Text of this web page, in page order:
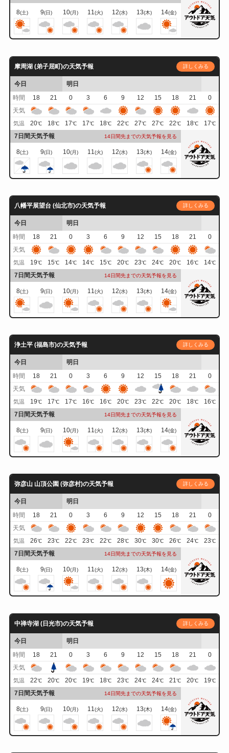
8(土) 9(日) 10(月) 11(火) 12(水) 13(木) 14(金)
摩周湖 (弟子屈町)の天気予報 詳しくみる
今日
明日
時間
18 21 0 3 6 9 12 15 18 21
0
天気
気温 20℃ 18℃ 17℃ 17℃ 18℃ 22℃ 27℃ 27℃ 22℃ 18℃ 17℃
7日間天気予報 14日間先までの天気予報を見る
8(土) 9(日) 10(月) 11 (火) 12(水) 13(木) 14(金)
八幡平展望台 (仙北市)の天気予報 詳しくみる
今日
明日
時間
18 21 0 3 6 9 12 15 18 21
0
天気
気温 19℃ 15℃ 14℃ 14℃ 15℃ 20℃ 23℃ 24℃ 20℃ 16℃ 14℃
7日間天気予報 14日間先までの天気予報を見る
8(土) 9(日) 10(月) 11(火) 12(水) 13(木) 14(金)
浄土平 (福島市)の天気予報 詳しくみる
今日
明日
時間
18 21 0 3 6 9 12 15 18 21
0
天気
気温 19℃ 17℃ 17℃ 16℃ 16℃ 20℃ 23℃ 22℃ 20℃ 18℃ 16℃
7日間天気予報 14日間先までの天気予報を見る
8(土) 9(日) 10(月) 11(火) 12(水) 13(木) 14(金)
弥彦山 山頂公園 (弥彦村)の天気予報 詳しくみる
今日
明日
時間
18 21 0 3 6 9 12 15 18 21
0
天気
気温 26℃ 23℃ 22℃ 23℃ 22℃ 28℃ 30℃ 30℃ 26℃ 24℃ 23℃
7日間天気予報 14日間先までの天気予報を見る
8(土) 9(日) 10(月) 11(火) 12(水) 13(木) 14(金)
中禅寺湖 (日光市)の天気予報 詳しくみる
今日
明日
時間
18 21 0 3 6 9 12 15 18 21
0
天気
気温 22℃ 20℃ 20℃ 19℃ 18℃ 23℃ 24℃ 24℃ 21℃ 20℃ 19℃
7日間天気予報 14日間先までの天気予報を見る
8(土) 9(日) 10(月) 11 (火) 12(水) 13(木) 14(金)